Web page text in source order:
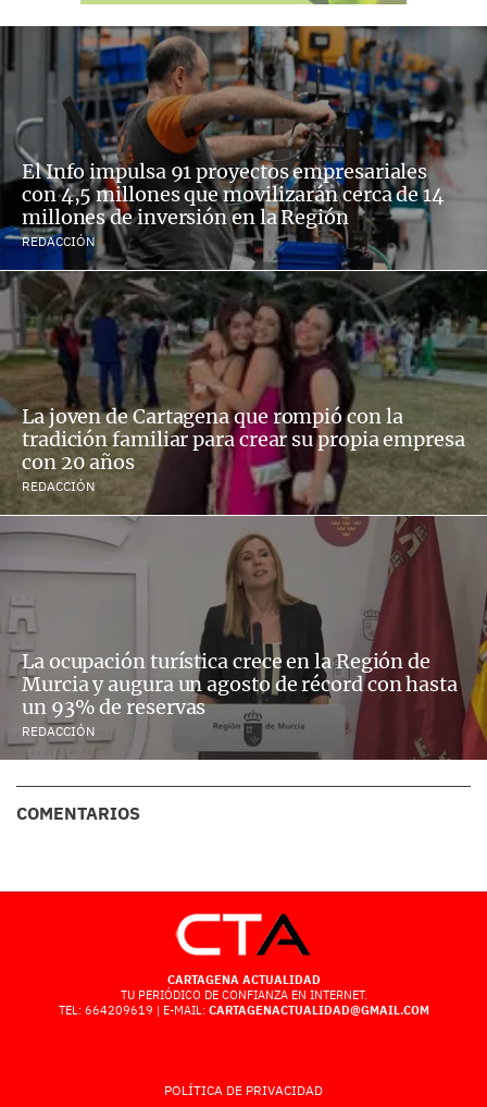
El Info impulsa 91 proyectos empresariales
con 4,5 millones que movilizarán cerca de 14
millones de inversión en la Región
REDACCIÓN
La joven de Cartagena que rompió con la
tradición familiar para crear su propia empresa
con 20 años
REDACCIÓN
La ocupación turística crece en la Región de
Murcia y augura un agosto de récord con hasta
un 93% de reservas
REDACCIÓN
COMENTARIOS
CARTAGENA ACTUALIDAD
TU PERIÓDICO DE CONFIANZA EN INTERNET.
TEL: 664209619 | E-MAIL: CARTAGENACTUALIDAD@GMAIL.COM
POLÍTICA DE PRIVACIDAD